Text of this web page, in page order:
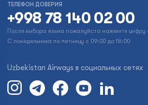
ТЕЛЕФОН ДОВЕРИЯ
+998 78 140 02 00
После выбора языка пожалуйста нажмите цифру
С понедельника по пятницу с 09:00 до 18:00
Uzbekistan Airways в социальных сетях